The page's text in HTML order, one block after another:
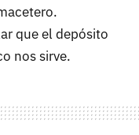
que el depósito
nos sirve.